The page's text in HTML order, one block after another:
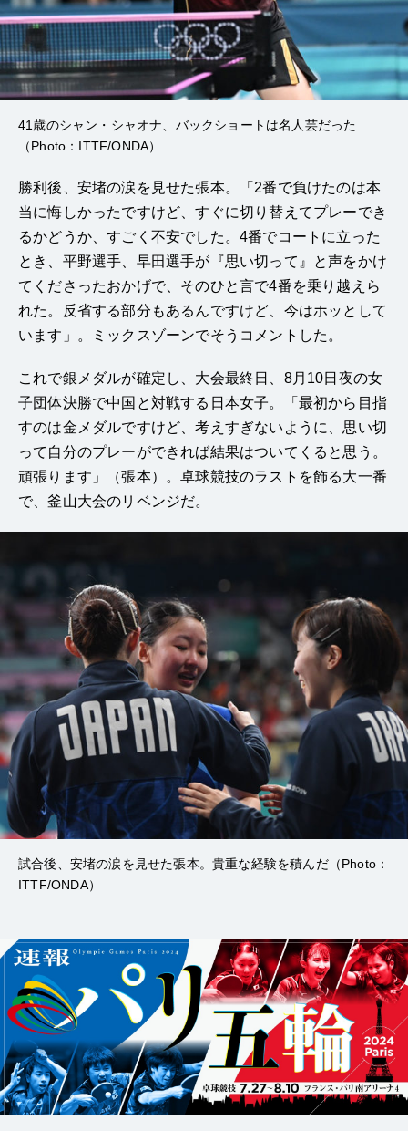
41歳のシャン・シャオナ、バックショートは名人芸だった
（Photo：ITTF/ONDA）
勝利後、安堵の涙を見せた張本。「2番で負けたのは本
当に悔しかったですけど、すぐに切り替えてプレーでき
るかどうか、すごく不安でした。4番でコートに立った
とき、平野選手、早田選手が『思い切って』と声をかけ
てくださったおかげで、そのひと言で4番を乗り越えら
れた。反省する部分もあるんですけど、今はホッとして
います」。ミックスゾーンでそうコメントした。
これで銀メダルが確定し、大会最終日、8月10日夜の女
子団体決勝で中国と対戦する日本女子。「最初から目指
すのは金メダルですけど、考えすぎないように、思い切
って自分のプレーができれば結果はついてくると思う。
頑張ります」（張本）。卓球競技のラストを飾る大一番
で、釜山大会のリベンジだ。
試合後、安堵の涙を見せた張本。貴重な経験を積んだ（Photo：
ITTF/ONDA）